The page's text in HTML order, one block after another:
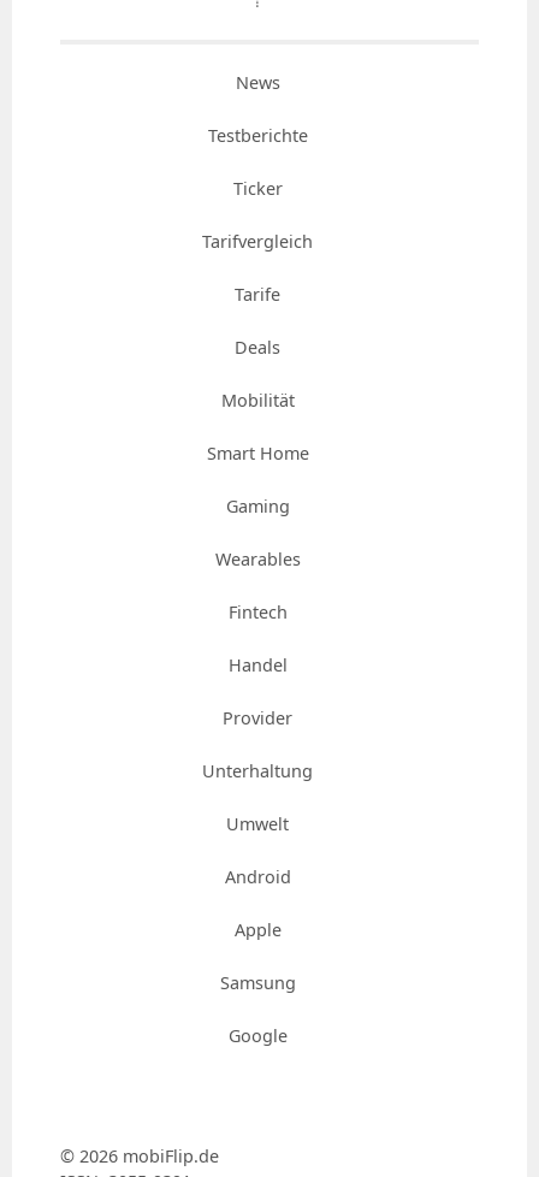
News
Testberichte
Ticker
Tarifvergleich
Tarife
Deals
Mobilität
Smart Home
Gaming
Wearables
Fintech
Handel
Provider
Unterhaltung
Umwelt
Android
Apple
Samsung
Google
© 2026 mobiFlip.de